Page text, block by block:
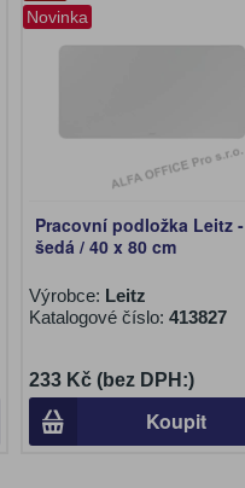
Novinka
Pracovní podložka Leitz -
šedá / 40 x 80 cm
Výrobce: Leitz
Katalogové číslo:413827
233 Kč (bez DPH:)
Koupit